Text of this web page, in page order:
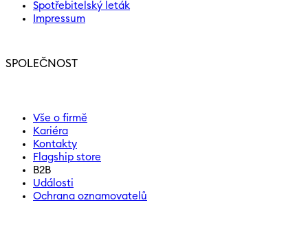
Spotřebitelský leták
Impressum
SPOLEČNOST
Vše o firmě
Kariéra
Kontakty
Flagship store
B2B
Události
Ochrana oznamovatelů